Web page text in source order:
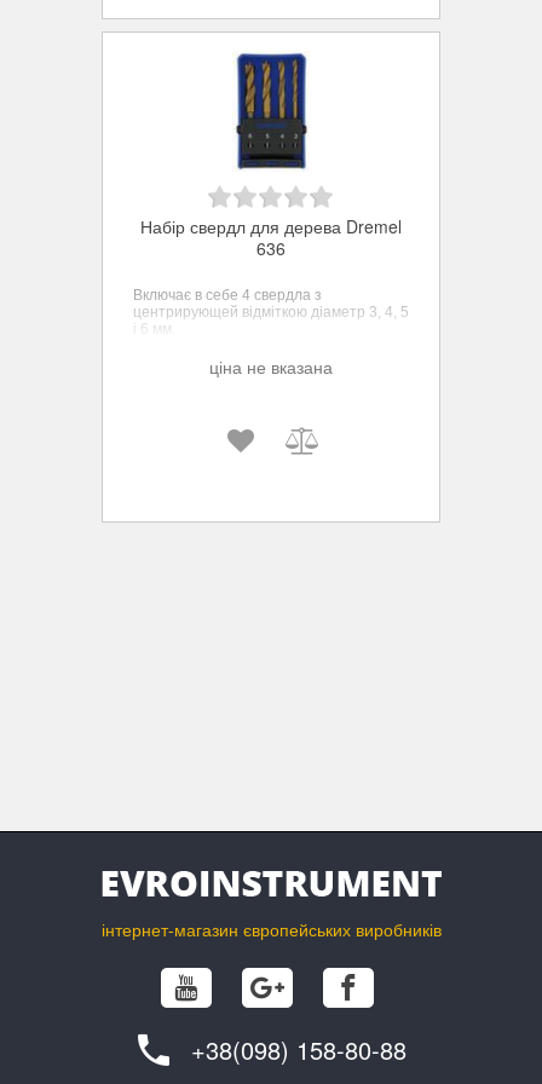
Набір свердл для дерева Dremel
636
Включає в себе 4 свердла з
центрирующей відміткою діаметр 3, 4, 5
і 6 мм.
ціна не вказана
інтернет-магазин європейських виробників
+38(098) 158-80-88